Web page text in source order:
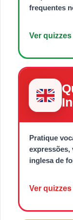
frequentes
Ver
Pratique
expressões,
inglesa de
Ver